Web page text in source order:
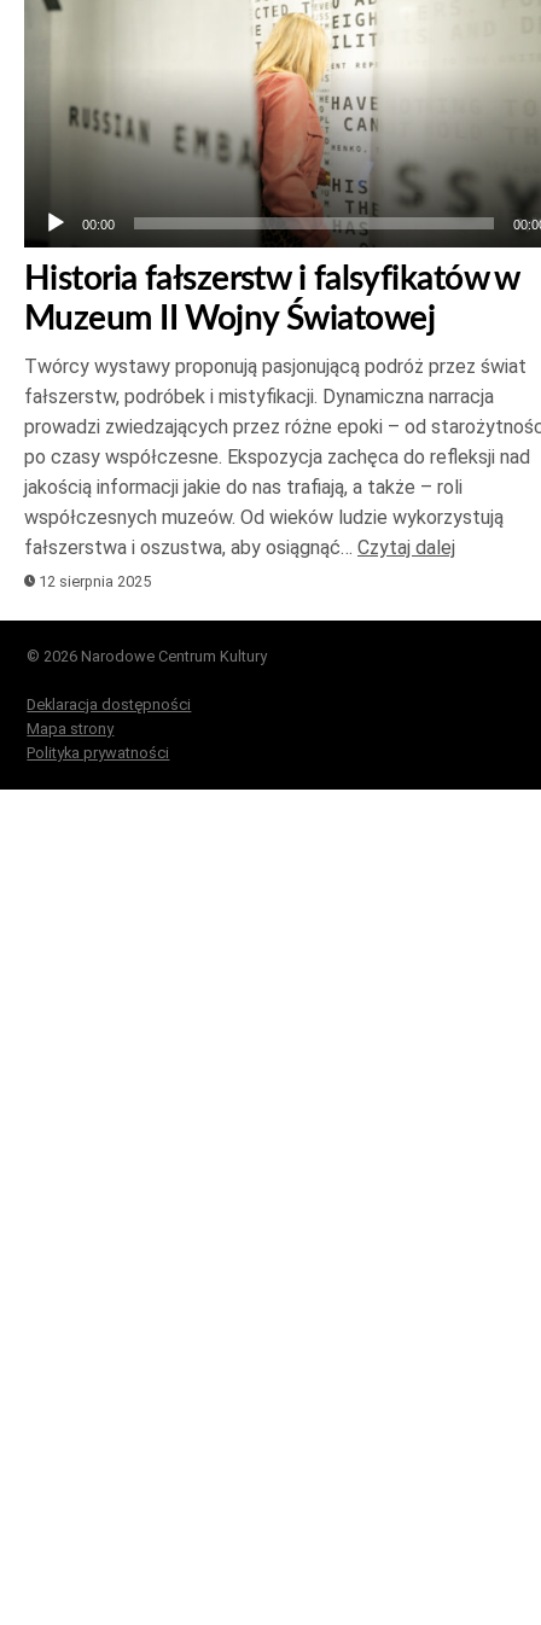
00:00
Historia fałszerstw i falsyfikatów w
Muzeum II Wojny Światowej
Twórcy wystawy proponują pasjonującą podróż przez świat
fałszerstw, podróbek i mistyfikacji. Dynamiczna narracja
prowadzi zwiedzających przez różne epoki – od
po czasy współczesne. Ekspozycja zachęca do refleksji nad
jakością informacji jakie do nas trafiają, a także – roli
współczesnych muzeów. Od wieków ludzie wykorzystują
fałszerstwa i oszustwa, aby osiągnąć… Czytaj dalej
12 sierpnia 2025
© 2026 Narodowe Centrum Kultury
Deklaracja dostępności
Mapa strony
Polityka prywatności